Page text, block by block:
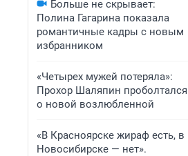
Больше не скрывает:
Полина Гагарина показала
романтичные кадры с новым
избранником
«Четырех мужей потеряла»:
Прохор Шаляпин проболтался
о новой возлюбленной
«В Красноярске жираф есть, в
Новосибирске — нет».